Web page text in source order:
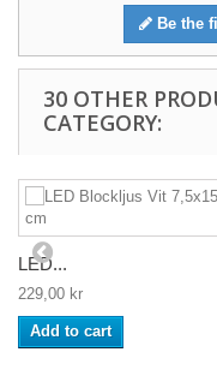
Be the
30 OTHER
CATEGORY:
LED...
229,00 kr
Add to cart